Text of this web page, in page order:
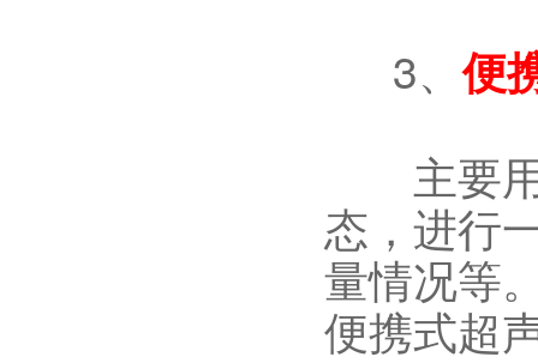
3、便
主要用
态，进行
量情况等
便携式超